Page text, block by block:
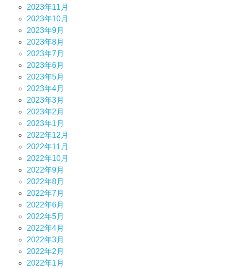
2023年11月
2023年10月
2023年9月
2023年8月
2023年7月
2023年6月
2023年5月
2023年4月
2023年3月
2023年2月
2023年1月
2022年12月
2022年11月
2022年10月
2022年9月
2022年8月
2022年7月
2022年6月
2022年5月
2022年4月
2022年3月
2022年2月
2022年1月